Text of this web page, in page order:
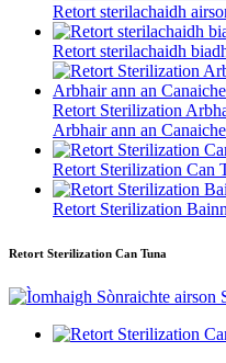
Retort sterilachaidh
Retort sterilachaidh
Retort Sterilization
Arbhair ann an
Retort Sterilization Can
Retort Sterilization
Retort Sterilization Can Tuna